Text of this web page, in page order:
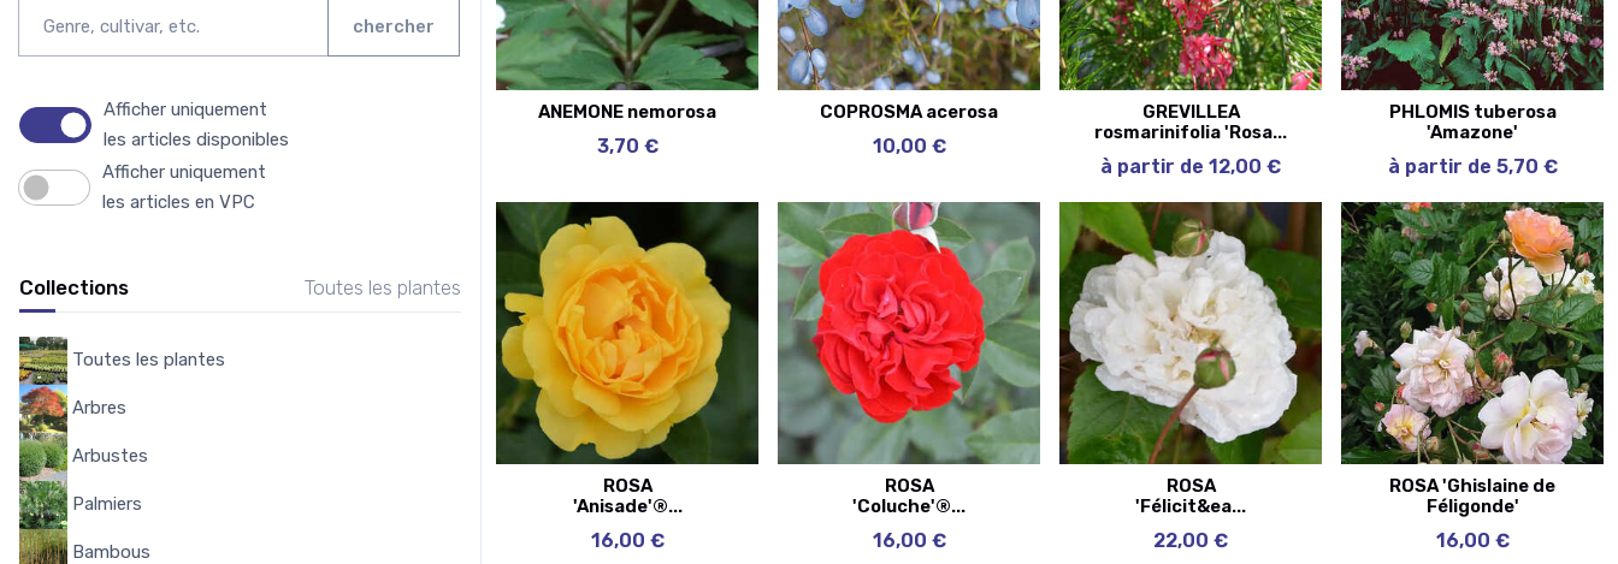
chercher
Afficher uniquement
les articles disponibles
Afficher uniquement
les articles en VPC
Collections Toutes les plantes
Toutes les plantes
Arbres
Arbustes
Palmiers
Bambous
ANEMONE nemorosa
3,70 €
COPROSMA acerosa
10,00 €
GREVILLEA
rosmarinifolia 'Rosa...
à partir de 12,00 €
PHLOMIS tuberosa
'Amazone'
à partir de 5,70 €
ROSA
'Anisade'®...
16,00 €
ROSA
'Coluche'®...
16,00 €
ROSA
'Félicit&ea...
22,00 €
ROSA 'Ghislaine de
Féligonde'
16,00 €